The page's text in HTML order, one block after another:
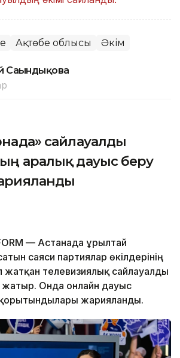
Ақтөбе облысы Әкім
Сағындықова
сайлауалды
аралық дауыс беру
— Астанада Құрылтай
саяси партиялар өкілдерінің
жатқан телевизиялық сайлауалды
Онда онлайн дауыс
жарияланды.